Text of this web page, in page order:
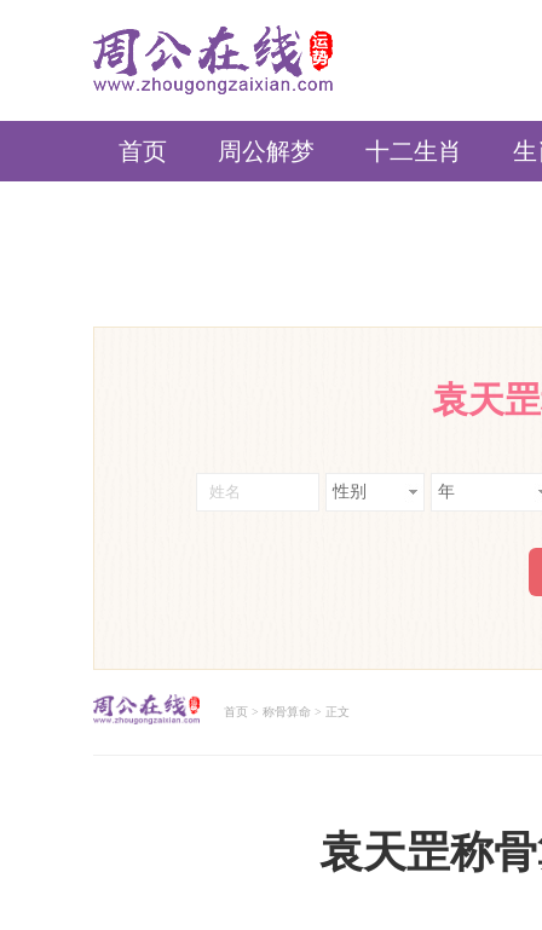
周公在线
首页 周公解梦 十二生肖 生
袁天
性别 年
首页 > 称骨算命 > 正文
袁天罡称